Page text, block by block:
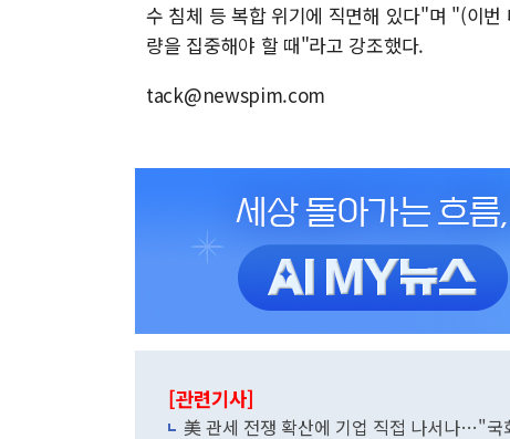
수 침체 등 복합 위기에 직면해 있다"며 "(이
량을 집중해야 할 때"라고 강조했다.
tack@newspim.com
[관련기사]
美 관세 전쟁 확산에 기업 직접 나서나…"국